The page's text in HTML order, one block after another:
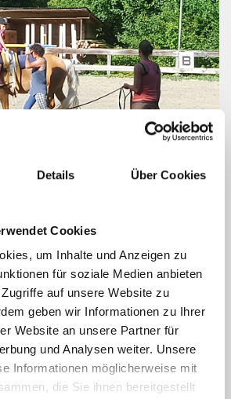
Details Über Cookies
Cookies
um Inhalte und Anzeigen zu
für soziale Medien anbieten
auf unsere Website zu
geben wir Informationen zu Ihrer
Website an unsere Partner für
und Analysen weiter. Unsere
Informationen möglicherweise mit
die Sie ihnen bereitgestellt
Nals (geöffnet von Frühling - Herbst) mit